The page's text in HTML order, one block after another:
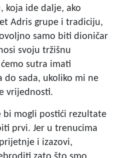
koja ide dalje, ako
Adris grupe i tradiciju,
samo biti dioničar
svoju tržišnu
sutra imati
sada, ukoliko mi ne
vrijednosti.
bi mogli postići rezultate
prvi. Jer u trenucima
i izazovi,